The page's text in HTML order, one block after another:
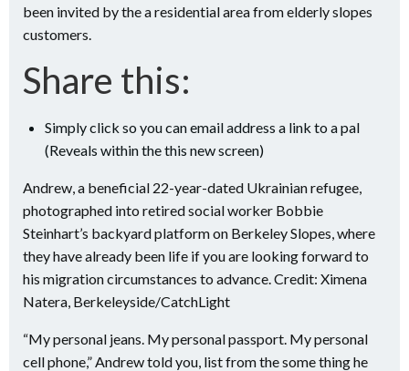
been invited by the a residential area from elderly slopes
customers.
Share this:
Simply click so you can email address a link to a pal
(Reveals within the this new screen)
Andrew, a beneficial 22-year-dated Ukrainian refugee,
photographed into retired social worker Bobbie
Steinhart’s backyard platform on Berkeley Slopes, where
they have already been life if you are looking forward to
his migration circumstances to advance. Credit: Ximena
Natera, Berkeleyside/CatchLight
“My personal jeans. My personal passport. My personal
cell phone,” Andrew told you, list from the some thing he